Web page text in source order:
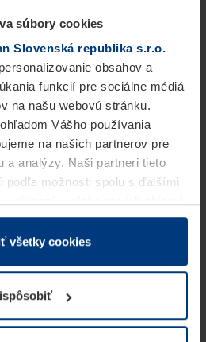
súbory cookies
Slovenská republika s.r.o.
obsahov a
funkcií pre sociálne médiá
na našu webovú stránku.
Vášho používania
na našich partnerov pre
a analýzy. Naši partneri tieto
podľa možnosti spolu s ďalšími
služieb.
cookies ukladať na Vašom
Pre všetky ostatné typy cookie
Vaše povolenie môžete
odvolať vo vysvetlení cookie
všetky cookies